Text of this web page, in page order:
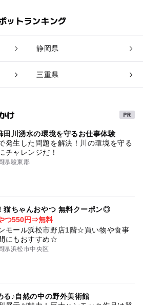
ットランキング
静岡県
三重県
け
田川湧水の環境を守るお仕事体験
発生した問題を解決！川の環境を守る
チャレンジだ！
県駿東郡
猫ちゃんおやつ 無料クーポン◎
つ550円⇒無料
モール浜松市野店1階☆買い物や食事
にもおすすめ☆
県浜松市中央区
る♪自然の中の野外美術館